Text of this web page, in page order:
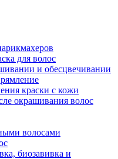
для волос
и обесцвечивании
краски с кожи
окрашивания волос
волосами
биозавивка и